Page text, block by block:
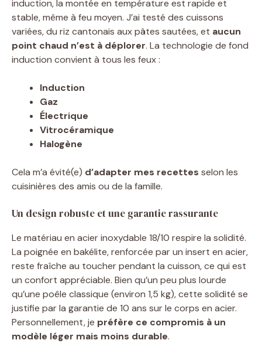
induction, la montée en température est rapide et
stable, même à feu moyen. J’ai testé des cuissons
variées, du riz cantonais aux pâtes sautées, et aucun
point chaud n’est à déplorer. La technologie de fond
induction convient à tous les feux :
Induction
Gaz
Électrique
Vitrocéramique
Halogène
Cela m’a évité(e) d’adapter mes recettes selon les
cuisinières des amis ou de la famille.
Un design robuste et une garantie rassurante
Le matériau en acier inoxydable 18/10 respire la solidité.
La poignée en bakélite, renforcée par un insert en acier,
reste fraîche au toucher pendant la cuisson, ce qui est
un confort appréciable. Bien qu’un peu plus lourde
qu’une poêle classique (environ 1,5 kg), cette solidité se
justifie par la garantie de 10 ans sur le corps en acier.
Personnellement, je préfère ce compromis à un
modèle léger mais moins durable.